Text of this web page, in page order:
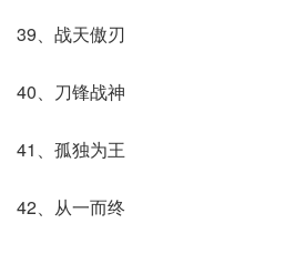
39、战天傲刃
40、刀锋战神
41、孤独为王
42、从一而终